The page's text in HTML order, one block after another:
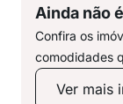
Ainda não
Confira os
comodidades
Ver mais